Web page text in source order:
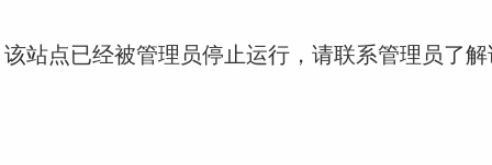
站点已经被管理员停止运行，请联系管理员了